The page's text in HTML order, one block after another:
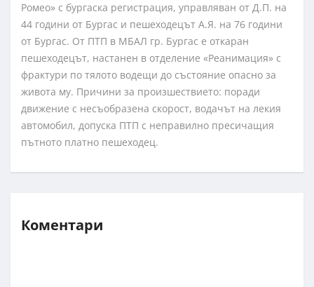
Ромео» с бургаска регистрация, управляван от Д.П. на
44 години от Бургас и пешеходецът А.Я. на 76 години
от Бургас. От ПТП в МБАЛ гр. Бургас е откаран
пешеходецът, настанен в отделение «Реанимация» с
фрактури по тялото водещи до състояние опасно за
живота му. Причини за произшествието: поради
движение с несъобразена скорост, водачът на лекия
автомобил, допуска ПТП с неправилно пресичащия
пътното платно пешеходец.
Коментари